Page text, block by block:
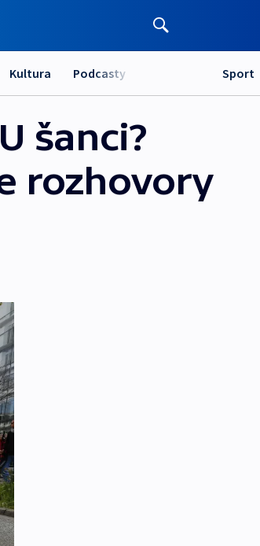
Kultura Podcasty Sport
šanci?
rozhovory